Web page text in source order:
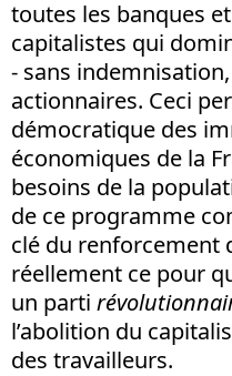
toutes les banques
capitalistes qui
- sans
actionnaires. Ceci
démocratique des
économiques de la
besoins de la
de ce programme
clé du renforcement
réellement ce pour
un parti
l’abolition du
des travailleurs.